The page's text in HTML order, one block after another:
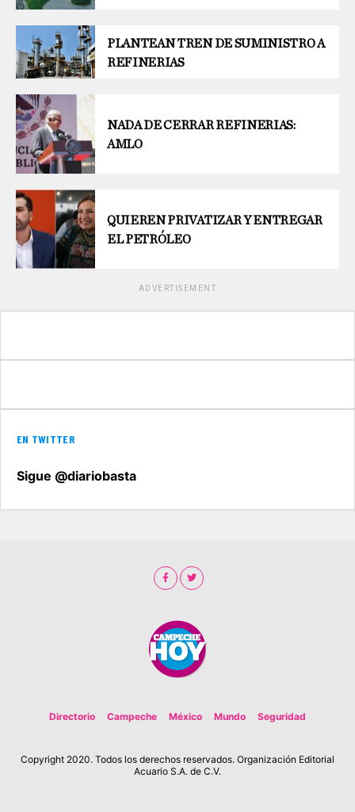
PLANTEAN TREN DE SUMINISTRO A
REFINERIAS
NADA DE CERRAR REFINERIAS:
AMLO
QUIEREN PRIVATIZAR Y ENTREGAR
EL PETRÓLEO
ADVERTISEMENT
EN TWITTER
Sigue @diariobasta
Directorio Campeche México Mundo Seguridad
Copyright 2020. Todos los derechos reservados. Organización Editorial
Acuario S.A. de C.V.